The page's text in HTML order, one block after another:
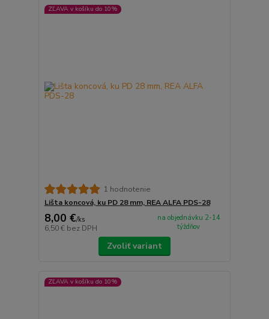
ZĽAVA v košíku do 10%
1 hodnotenie
Lišta koncová, ku PD 28 mm, REA ALFA PDS-28
8,00 €/ks
6,50 € bez DPH
na objednávku 2-14
týždňov
Zvoliť variant
ZĽAVA v košíku do 10%